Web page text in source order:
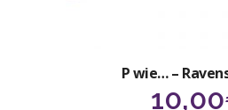
P wie… –
10,00